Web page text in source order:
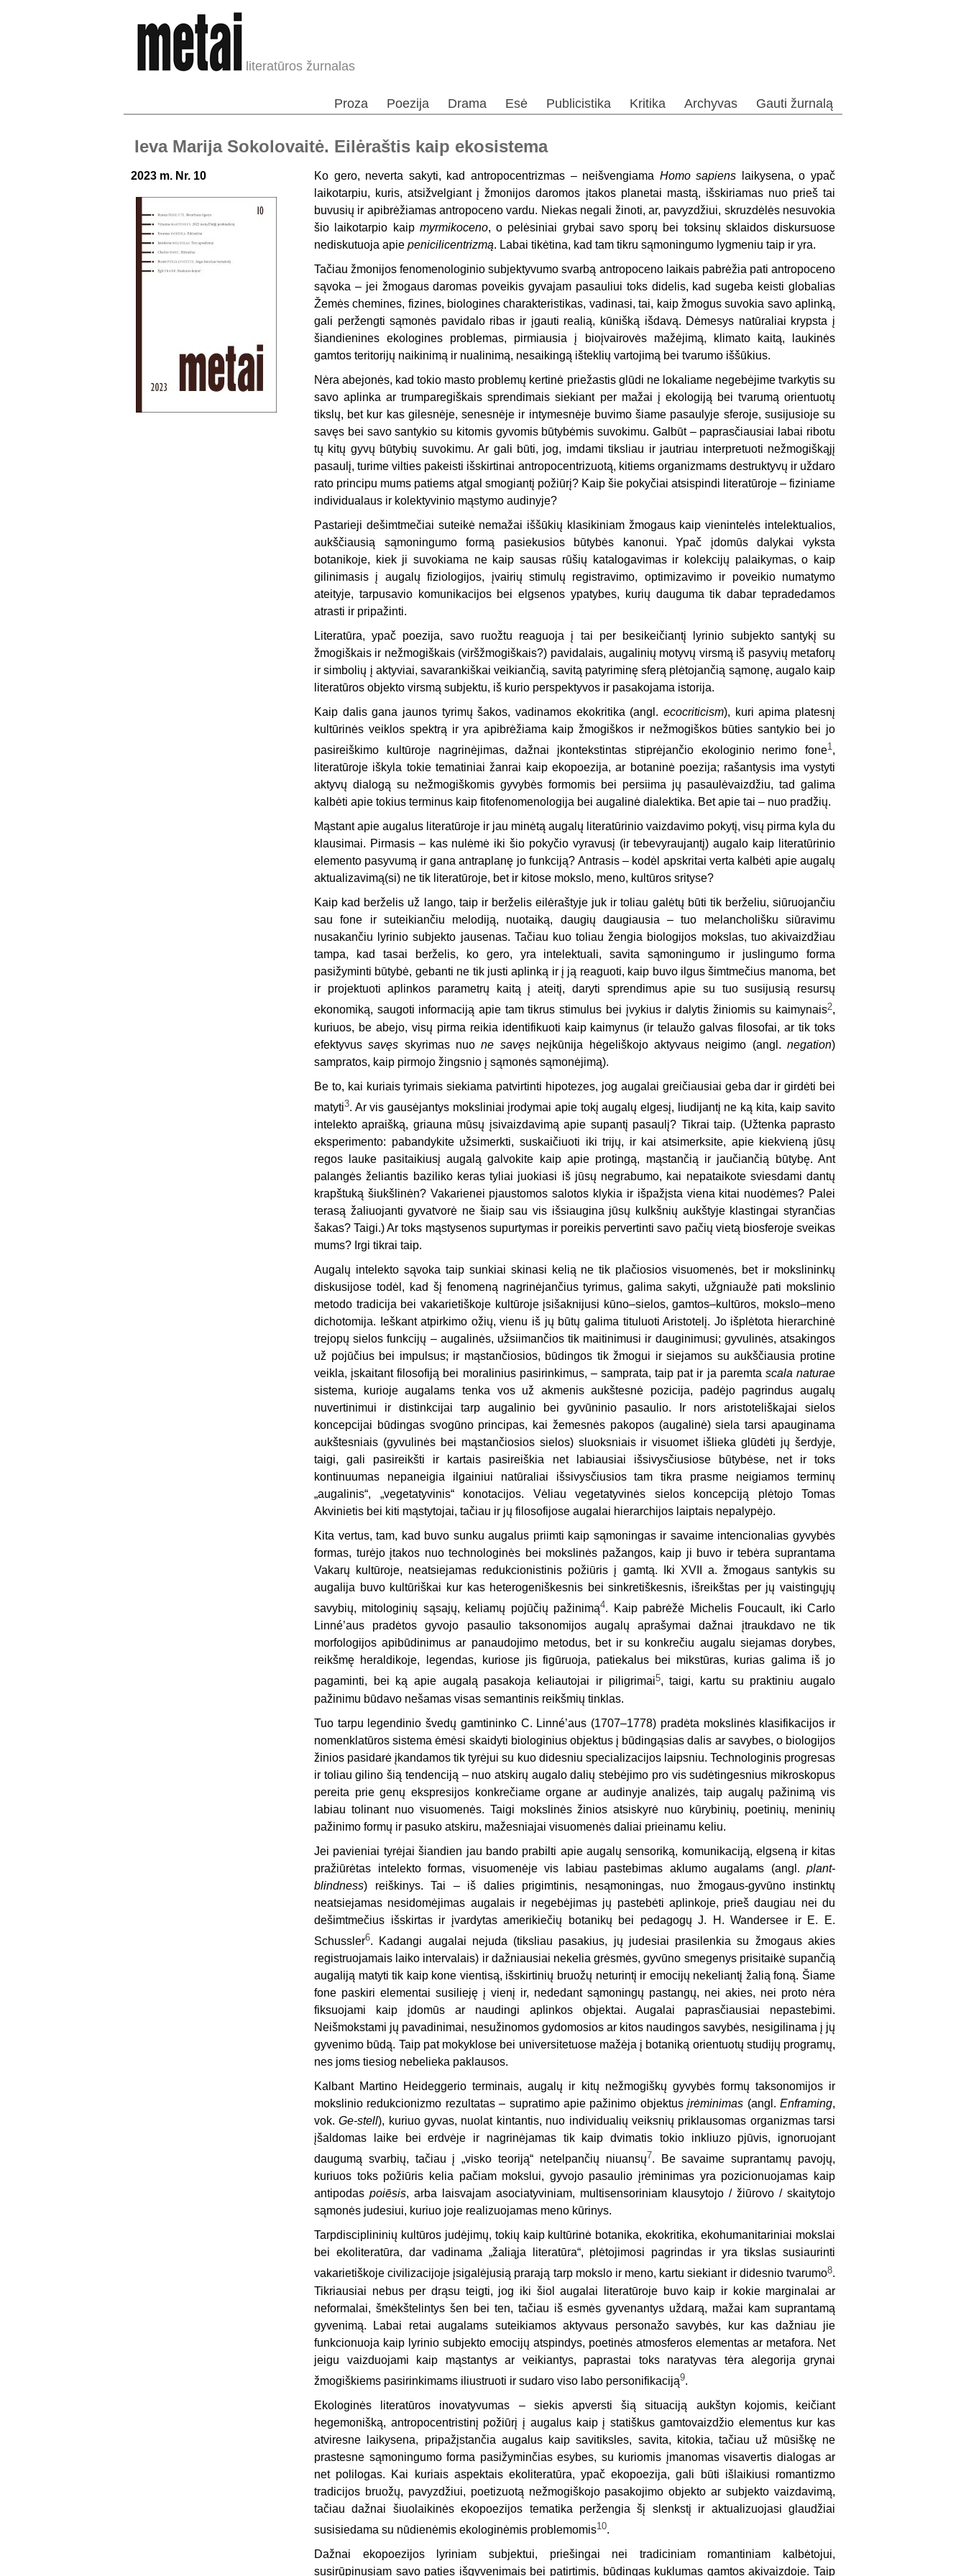
literatūros žurnalas
Proza Poezija Drama Esė Publicistika Kritika Archyvas Gauti žurnalą
Ieva Marija Sokolovaitė. Eilėraštis kaip ekosistema
2023 m. Nr. 10 Ko gero, neverta sakyti, kad antropocentrizmas – neišvengiama Homo sapiens laikysena, o ypač
laikotarpiu, kuris, atsižvelgiant į žmonijos daromos įtakos planetai mastą, išskiriamas nuo prieš tai
buvusių ir apibrėžiamas antropoceno vardu. Niekas negali žinoti, ar, pavyzdžiui, skruzdėlės nesuvokia
šio laikotarpio kaip myrmikoceno, o pelėsiniai grybai savo sporų bei toksinų sklaidos diskursuose
nediskutuoja apie penicilicentrizmą. Labai tikėtina, kad tam tikru sąmoningumo lygmeniu taip ir yra.
Tačiau žmonijos fenomenologinio subjektyvumo svarbą antropoceno laikais pabrėžia pati antropoceno
sąvoka – jei žmogaus daromas poveikis gyvajam pasauliui toks didelis, kad sugeba keisti globalias
Žemės chemines, fizines, biologines charakteristikas, vadinasi, tai, kaip žmogus suvokia savo aplinką,
gali peržengti sąmonės pavidalo ribas ir įgauti realią, kūnišką išdavą. Dėmesys natūraliai krypsta į
šiandienines ekologines problemas, pirmiausia į bioįvairovės mažėjimą, klimato kaitą, laukinės
gamtos teritorijų naikinimą ir nualinimą, nesaikingą išteklių vartojimą bei tvarumo iššūkius.
Nėra abejonės, kad tokio masto problemų kertinė priežastis glūdi ne lokaliame negebėjime tvarkytis su
savo aplinka ar trumparegiškais sprendimais siekiant per mažai į ekologiją bei tvarumą orientuotų
tikslų, bet kur kas gilesnėje, senesnėje ir intymesnėje buvimo šiame pasaulyje sferoje, susijusioje su
savęs bei savo santykio su kitomis gyvomis būtybėmis suvokimu. Galbūt – paprasčiausiai labai ribotu
tų kitų gyvų būtybių suvokimu. Ar gali būti, jog, imdami tiksliau ir jautriau interpretuoti nežmogiškąjį
pasaulį, turime vilties pakeisti išskirtinai antropocentrizuotą, kitiems organizmams destruktyvų ir uždaro
rato principu mums patiems atgal smogiantį požiūrį? Kaip šie pokyčiai atsispindi literatūroje – fiziniame
individualaus ir kolektyvinio mąstymo audinyje?
Pastarieji dešimtmečiai suteikė nemažai iššūkių klasikiniam žmogaus kaip vienintelės intelektualios,
aukščiausią sąmoningumo formą pasiekusios būtybės kanonui. Ypač įdomūs dalykai vyksta
botanikoje, kiek ji suvokiama ne kaip sausas rūšių katalogavimas ir kolekcijų palaikymas, o kaip
gilinimasis į augalų fiziologijos, įvairių stimulų registravimo, optimizavimo ir poveikio numatymo
ateityje, tarpusavio komunikacijos bei elgsenos ypatybes, kurių dauguma tik dabar tepradedamos
atrasti ir pripažinti.
Literatūra, ypač poezija, savo ruožtu reaguoja į tai per besikeičiantį lyrinio subjekto santykį su
žmogiškais ir nežmogiškais (viršžmogiškais?) pavidalais, augalinių motyvų virsmą iš pasyvių metaforų
ir simbolių į aktyviai, savarankiškai veikiančią, savitą patyriminę sferą plėtojančią sąmonę, augalo kaip
literatūros objekto virsmą subjektu, iš kurio perspektyvos ir pasakojama istorija.
Kaip dalis gana jaunos tyrimų šakos, vadinamos ekokritika (angl. ecocriticism), kuri apima platesnį
kultūrinės veiklos spektrą ir yra apibrėžiama kaip žmogiškos ir nežmogiškos būties santykio bei jo
pasireiškimo kultūroje nagrinėjimas, dažnai įkontekstintas stiprėjančio ekologinio nerimo fone1,
literatūroje iškyla tokie tematiniai žanrai kaip ekopoezija, ar botaninė poezija; rašantysis ima vystyti
aktyvų dialogą su nežmogiškomis gyvybės formomis bei persiima jų pasaulėvaizdžiu, tad galima
kalbėti apie tokius terminus kaip fitofenomenologija bei augalinė dialektika. Bet apie tai – nuo pradžių.
Mąstant apie augalus literatūroje ir jau minėtą augalų literatūrinio vaizdavimo pokytį, visų pirma kyla du
klausimai. Pirmasis – kas nulėmė iki šio pokyčio vyravusį (ir tebevyraujantį) augalo kaip literatūrinio
elemento pasyvumą ir gana antraplanę jo funkciją? Antrasis – kodėl apskritai verta kalbėti apie augalų
aktualizavimą(si) ne tik literatūroje, bet ir kitose mokslo, meno, kultūros srityse?
Kaip kad berželis už lango, taip ir berželis eilėraštyje juk ir toliau galėtų būti tik berželiu, siūruojančiu
sau fone ir suteikiančiu melodiją, nuotaiką, daugių daugiausia – tuo melancholišku siūravimu
nusakančiu lyrinio subjekto jausenas. Tačiau kuo toliau žengia biologijos mokslas, tuo akivaizdžiau
tampa, kad tasai berželis, ko gero, yra intelektuali, savita sąmoningumo ir juslingumo forma
pasižyminti būtybė, gebanti ne tik justi aplinką ir į ją reaguoti, kaip buvo ilgus šimtmečius manoma, bet
ir projektuoti aplinkos parametrų kaitą į ateitį, daryti sprendimus apie su tuo susijusią resursų
ekonomiką, saugoti informaciją apie tam tikrus stimulus bei įvykius ir dalytis žiniomis su kaimynais2,
kuriuos, be abejo, visų pirma reikia identifikuoti kaip kaimynus (ir telaužo galvas filosofai, ar tik toks
efektyvussavęs skyrimas nuone savęsneįkūnija hėgeliškojo aktyvaus neigimo (angl.negation)
sampratos, kaip pirmojo žingsnio į sąmonės sąmonėjimą).
Be to, kai kuriais tyrimais siekiama patvirtinti hipotezes, jog augalai greičiausiai geba dar ir girdėti bei
matyti3. Ar vis gausėjantys moksliniai įrodymai apie tokį augalų elgesį, liudijantį ne ką kita, kaip savito
intelekto apraišką, griauna mūsų įsivaizdavimą apie supantį pasaulį? Tikrai taip. (Užtenka paprasto
eksperimento: pabandykite užsimerkti, suskaičiuoti iki trijų, ir kai atsimerksite, apie kiekvieną jūsų
regos lauke pasitaikiusį augalą galvokite kaip apie protingą, mąstančią ir jaučiančią būtybę. Ant
palangės želiantis baziliko keras tyliai juokiasi iš jūsų negrabumo, kai nepataikote sviesdami dantų
krapštuką šiukšlinėn? Vakarienei pjaustomos salotos klykia ir išpažįsta viena kitai nuodėmes? Palei
terasą žaliuojanti gyvatvorė ne šiaip sau vis išsiaugina jūsų kulkšnių aukštyje klastingai styrančias
šakas? Taigi.) Ar toks mąstysenos supurtymas ir poreikis pervertinti savo pačių vietą biosferoje sveikas
mums? Irgi tikrai taip.
Augalų intelekto sąvoka taip sunkiai skinasi kelią ne tik plačiosios visuomenės, bet ir mokslininkų
diskusijose todėl, kad šį fenomeną nagrinėjančius tyrimus, galima sakyti, užgniaužė pati mokslinio
metodo tradicija bei vakarietiškoje kultūroje įsišaknijusi kūno–sielos, gamtos–kultūros, mokslo–meno
dichotomija. Ieškant atpirkimo ožių, vienu iš jų būtų galima tituluoti Aristotelį. Jo išplėtota hierarchinė
trejopų sielos funkcijų – augalinės, užsiimančios tik maitinimusi ir dauginimusi; gyvulinės, atsakingos
už pojūčius bei impulsus; ir mąstančiosios, būdingos tik žmogui ir siejamos su aukščiausia protine
veikla, įskaitant filosofiją bei moralinius pasirinkimus, – samprata, taip pat ir ja paremta scala naturae
sistema, kurioje augalams tenka vos už akmenis aukštesnė pozicija, padėjo pagrindus augalų
nuvertinimui ir distinkcijai tarp augalinio bei gyvūninio pasaulio. Ir nors aristoteliškajai sielos
koncepcijai būdingas svogūno principas, kai žemesnės pakopos (augalinė) siela tarsi apauginama
aukštesniais (gyvulinės bei mąstančiosios sielos) sluoksniais ir visuomet išlieka glūdėti jų šerdyje,
taigi, gali pasireikšti ir kartais pasireiškia net labiausiai išsivysčiusiose būtybėse, net ir toks
kontinuumas nepaneigia ilgainiui natūraliai išsivysčiusios tam tikra prasme neigiamos terminų
„augalinis“, „vegetatyvinis“ konotacijos. Vėliau vegetatyvinės sielos koncepciją plėtojo Tomas
Akvinietis bei kiti mąstytojai, tačiau ir jų filosofijose augalai hierarchijos laiptais nepalypėjo.
Kita vertus, tam, kad buvo sunku augalus priimti kaip sąmoningas ir savaime intencionalias gyvybės
formas, turėjo įtakos nuo technologinės bei mokslinės pažangos, kaip ji buvo ir tebėra suprantama
Vakarų kultūroje, neatsiejamas redukcionistinis požiūris į gamtą. Iki XVII a. žmogaus santykis su
augalija buvo kultūriškai kur kas heterogeniškesnis bei sinkretiškesnis, išreikštas per jų vaistingųjų
savybių, mitologinių sąsajų, keliamų pojūčių pažinimą4. Kaip pabrėžė Michelis Foucault, iki Carlo
Linné’aus pradėtos gyvojo pasaulio taksonomijos augalų aprašymai dažnai įtraukdavo ne tik
morfologijos apibūdinimus ar panaudojimo metodus, bet ir su konkrečiu augalu siejamas dorybes,
reikšmę heraldikoje, legendas, kuriose jis figūruoja, patiekalus bei mikstūras, kurias galima iš jo
pagaminti, bei ką apie augalą pasakoja keliautojai ir piligrimai5, taigi, kartu su praktiniu augalo
pažinimu būdavo nešamas visas semantinis reikšmių tinklas.
Tuo tarpu legendinio švedų gamtininko C. Linné’aus (1707–1778) pradėta mokslinės klasifikacijos ir
nomenklatūros sistema ėmėsi skaidyti biologinius objektus į būdingąsias dalis ar savybes, o biologijos
žinios pasidarė įkandamos tik tyrėjui su kuo didesniu specializacijos laipsniu. Technologinis progresas
ir toliau gilino šią tendenciją – nuo atskirų augalo dalių stebėjimo pro vis sudėtingesnius mikroskopus
pereita prie genų ekspresijos konkrečiame organe ar audinyje analizės, taip augalų pažinimą vis
labiau tolinant nuo visuomenės. Taigi mokslinės žinios atsiskyrė nuo kūrybinių, poetinių, meninių
pažinimo formų ir pasuko atskiru, mažesniajai visuomenės daliai prieinamu keliu.
Jei pavieniai tyrėjai šiandien jau bando prabilti apie augalų sensoriką, komunikaciją, elgseną ir kitas
pražiūrėtas intelekto formas, visuomenėje vis labiau pastebimas aklumo augalams (angl. plant-
blindness) reiškinys. Tai – iš dalies prigimtinis, nesąmoningas, nuo žmogaus-gyvūno instinktų
neatsiejamas nesidomėjimas augalais ir negebėjimas jų pastebėti aplinkoje, prieš daugiau nei du
dešimtmečius išskirtas ir įvardytas amerikiečių botanikų bei pedagogų J. H. Wandersee ir E. E.
Schussler6. Kadangi augalai nejuda (tiksliau pasakius, jų judesiai prasilenkia su žmogaus akies
registruojamais laiko intervalais) ir dažniausiai nekelia grėsmės, gyvūno smegenys prisitaikė supančią
augaliją matyti tik kaip kone vientisą, išskirtinių bruožų neturintį ir emocijų nekeliantį žalią foną. Šiame
fone paskiri elementai susilieję į vienį ir, nededant sąmoningų pastangų, nei akies, nei proto nėra
fiksuojami kaip įdomūs ar naudingi aplinkos objektai. Augalai paprasčiausiai nepastebimi.
Neišmokstami jų pavadinimai, nesužinomos gydomosios ar kitos naudingos savybės, nesigilinama į jų
gyvenimo būdą. Taip pat mokyklose bei universitetuose mažėja į botaniką orientuotų studijų programų,
nes joms tiesiog nebelieka paklausos.
Kalbant Martino Heideggerio terminais, augalų ir kitų nežmogiškų gyvybės formų taksonomijos ir
mokslinio redukcionizmo rezultatas – supratimo apie pažinimo objektusįrėminimas (angl.Enframing,
vok.Ge-stell), kuriuo gyvas, nuolat kintantis, nuo individualių veiksnių priklausomas organizmas tarsi
įšaldomas laike bei erdvėje ir nagrinėjamas tik kaip dvimatis tokio inkliuzo pjūvis, ignoruojant
daugumą svarbių, tačiau į „visko teoriją“ netelpančių niuansų7. Be savaime suprantamų pavojų,
kuriuos toks požiūris kelia pačiam mokslui, gyvojo pasaulio įrėminimas yra pozicionuojamas kaip
antipodas poiēsis, arba laisvajam asociatyviniam, multisensoriniam klausytojo / žiūrovo / skaitytojo
sąmonės judesiui, kuriuo joje realizuojamas meno kūrinys.
Tarpdisciplininių kultūros judėjimų, tokių kaip kultūrinė botanika, ekokritika, ekohumanitariniai mokslai
bei ekoliteratūra, dar vadinama „žaliąja literatūra“, plėtojimosi pagrindas ir yra tikslas susiaurinti
vakarietiškoje civilizacijoje įsigalėjusią prarają tarp mokslo ir meno, kartu siekiant ir didesnio tvarumo8.
Tikriausiai nebus per drąsu teigti, jog iki šiol augalai literatūroje buvo kaip ir kokie marginalai ar
neformalai, šmėkštelintys šen bei ten, tačiau iš esmės gyvenantys uždarą, mažai kam suprantamą
gyvenimą. Labai retai augalams suteikiamos aktyvaus personažo savybės, kur kas dažniau jie
funkcionuoja kaip lyrinio subjekto emocijų atspindys, poetinės atmosferos elementas ar metafora. Net
jeigu vaizduojami kaip mąstantys ar veikiantys, paprastai toks naratyvas tėra alegorija grynai
žmogiškiems pasirinkimams iliustruoti ir sudaro viso labo personifikaciją9.
Ekologinės literatūros inovatyvumas – siekis apversti šią situaciją aukštyn kojomis, keičiant
hegemonišką, antropocentristinį požiūrį į augalus kaip į statiškus gamtovaizdžio elementus kur kas
atviresne laikysena, pripažįstančia augalus kaip savitiksles, savita, kitokia, tačiau už mūsiškę ne
prastesne sąmoningumo forma pasižyminčias esybes, su kuriomis įmanomas visavertis dialogas ar
net polilogas. Kai kuriais aspektais ekoliteratūra, ypač ekopoezija, gali būti išlaikiusi romantizmo
tradicijos bruožų, pavyzdžiui, poetizuotą nežmogiškojo pasakojimo objekto ar subjekto vaizdavimą,
tačiau dažnai šiuolaikinės ekopoezijos tematika peržengia šį slenkstį ir aktualizuojasi glaudžiai
susisiedama su nūdienėmis ekologinėmis problemomis10.
Dažnai ekopoezijos lyriniam subjektui, priešingai nei tradiciniam romantiniam kalbėtojui,
susirūpinusiam savo paties išgyvenimais bei patirtimis, būdingas kuklumas gamtos akivaizdoje. Taip